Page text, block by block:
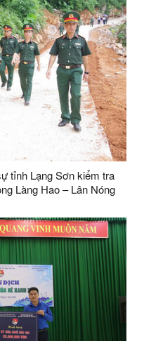
tỉnh Lạng Sơn kiểm tra
Làng Hao – Lân Nóng